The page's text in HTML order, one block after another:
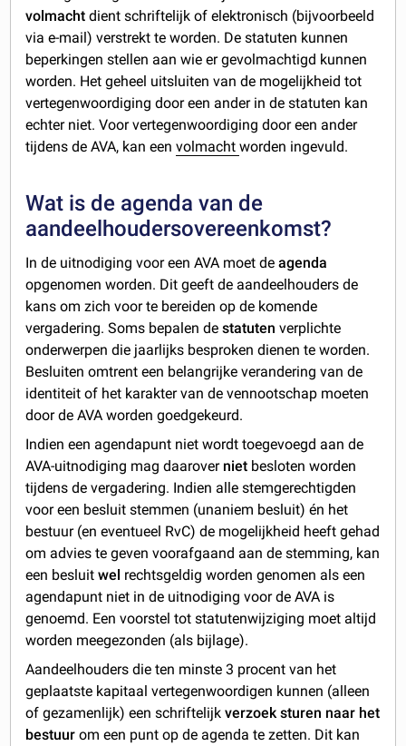
volmachtdient schriftelijk of elektronisch (bijvoorbeeld
via e-mail) verstrekt te worden. De statuten kunnen
beperkingen stellen aan wie er gevolmachtigd kunnen
worden. Het geheel uitsluiten van de mogelijkheid tot
vertegenwoordiging door een ander in de statuten kan
echter niet. Voor vertegenwoordiging door een ander
tijdens de AVA, kan eenvolmachtworden ingevuld.
Wat is de agenda van de
aandeelhoudersovereenkomst?
In de uitnodiging voor een AVA moet deagenda
opgenomen worden. Dit geeft de aandeelhouders de
kans om zich voor te bereiden op de komende
vergadering. Soms bepalen destatuten verplichte
onderwerpen die jaarlijks besproken dienen te worden.
Besluiten omtrent een belangrijke verandering van de
identiteit of het karakter van de vennootschap moeten
door de AVA worden goedgekeurd.
Indien een agendapunt niet wordt toegevoegd aan de
AVA-uitnodiging mag daarover niet besloten worden
tijdens de vergadering. Indien alle stemgerechtigden
voor een besluit stemmen (unaniem besluit) én het
bestuur (en eventueel RvC) de mogelijkheid heeft gehad
om advies te geven voorafgaand aan de stemming, kan
een besluitwel rechtsgeldig worden genomen als een
agendapunt niet in de uitnodiging voor de AVA is
genoemd. Een voorstel tot statutenwijziging moet altijd
worden meegezonden (als bijlage).
Aandeelhouders die ten minste 3 procent van het
geplaatste kapitaal vertegenwoordigen kunnen (alleen
of gezamenlijk) een schriftelijkverzoek sturen naar het
bestuur om een punt op de agenda te zetten. Dit kan